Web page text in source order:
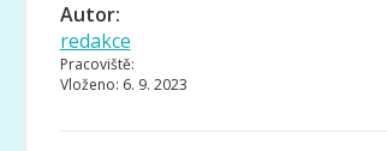
Autor:
redakce
Pracoviště:
Vloženo: 6. 9. 2023